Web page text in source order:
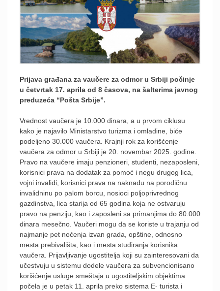
Prijava građana za vaučere za odmor u Srbiji počinje
u četvrtak 17. aprila od 8 časova, na šalterima javnog
preduzeća “Pošta Srbije”.
Vrednost vaučera je 10.000 dinara, a u prvom ciklusu
kako je najavilo Ministarstvo turizma i omladine, biće
podeljeno 30.000 vaučera. Krajnji rok za korišćenje
vaučera za odmor u Srbiji je 20. novembar 2025. godine.
Pravo na vaučere imaju penzioneri, studenti, nezaposleni,
korisnici prava na dodatak za pomoć i negu drugog lica,
vojni invalidi, korisnici prava na naknadu na porodičnu
invalidninu po palom borcu, nosioci poljoprivrednog
gazdinstva, lica starija od 65 godina koja ne ostvaruju
pravo na penziju, kao i zaposleni sa primanjima do 80.000
dinara mesečno. Vaučeri mogu da se koriste u trajanju od
najmanje pet noćenja izvan grada, opštine, odnosno
mesta prebivališta, kao i mesta studiranja korisnika
vaučera. Prijavljivanje ugostitelja koji su zainteresovani da
učestvuju u sistemu dodele vaučera za subvencionisano
korišćenje usluge smeštaja u ugostiteljskim objektima
počela je u petak 11. aprila preko sistema E- turista i